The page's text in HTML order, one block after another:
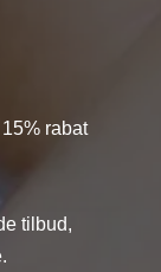
rabat
tilbud,